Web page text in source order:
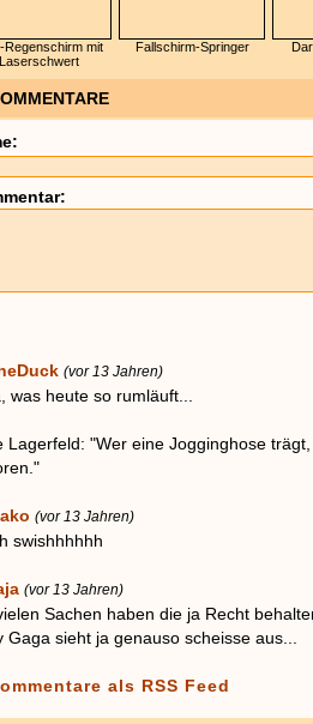
Regenschirm mit
Laserschwert
Fallschirm-Springer
(vor 13 Jahren)
was heute so rumläuft...
Lagerfeld: "Wer eine Jogginghose
(vor 13 Jahren)
swishhhhhh
(vor 13 Jahren)
Sachen haben die ja Recht
Gaga sieht ja genauso scheisse aus...
als RSS Feed